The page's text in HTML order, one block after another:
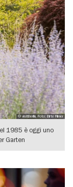
© visitBerlin, Foto: Birte Filmer
1985 è oggi uno
Garten